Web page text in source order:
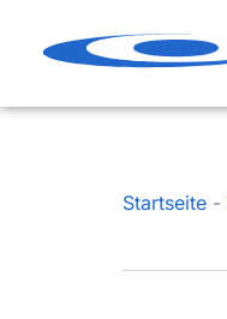
Inhalt
Startseite -